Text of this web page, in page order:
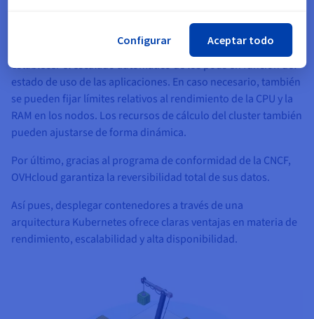
rendimiento de su arquitectura Kubernetes al distribuir el
tráfico de forma eficaz entre los diferentes nodos. Es posible
establecer el escalado automático de los pods en función del
estado de uso de las aplicaciones. En caso necesario, también
se pueden fijar límites relativos al rendimiento de la CPU y la
RAM en los nodos. Los recursos de cálculo del cluster también
pueden ajustarse de forma dinámica.
Por último, gracias al programa de conformidad de la CNCF,
OVHcloud garantiza la reversibilidad total de sus datos.
Así pues, desplegar contenedores a través de una
arquitectura Kubernetes ofrece claras ventajas en materia de
rendimiento, escalabilidad y alta disponibilidad.
Configurar Aceptar todo